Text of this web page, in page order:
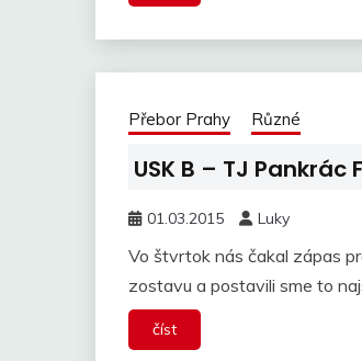
Přebor Prahy Různé
USK B – TJ Pankrác F
01.03.2015 Luky
Vo štvrtok nás čakal zápas
zostavu a postavili sme to
číst